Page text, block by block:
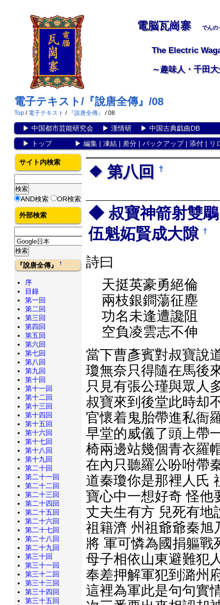
電脳瓦崗寨 でんの
The Electric
～趣味人・千田
電子テキスト/『說唐全傳』/08
Top / 電子テキスト / 『說唐全傳』 / 08
▶ 中国都市芸能研究会▶ 漢情研▶ 中国古典戯曲DB
▶
トップ▶ 編集| 凍結| 差分| バックアップ| 添付| リ
第八回 †
叔寶神箭射雙鵰
伍魁妬賢成大隙 †
詩曰
天挺英豪勇絕倫
兩枝銀鐧蕩征塵
功名未逢遭讒阻
空負凌雲志不伸
當下曹彥賓對叔寶說
瓊無奈只得隨在馬後
只見有張公瑾與眾人
叔寶來到後堂此時却
官懷着鬼胎帶進私衙
早堂的威儀了頭上帶
椅兩邊站幾個青衣羅
在內只聽羅公吩咐帶
道秦瓊你是那裡人氏
寶心中一想好奇 怪他
丈夫生有方 兒死有地
祖籍濟 州祖爺爺秦旭
將 軍可憐為國捐軀戰
母子相依山東避難犯
奉差押解軍犯到潞州
這裡為軍此是句句實
サイト内検索
AND検索 OR検索
外部検索
『說唐全傳』†
序
目錄
第一回
第二回
第三回
第四回
第五回
第六回
第七回
第八回
第九回
第十回
第十一回
第十二回
第十三回
第十四回
第十五回
第十六回
第十七回
第十八回
第十九回
第二十回
第二十一回
第二十二回
第二十三回
第二十四回
第二十五回
第二十六回
第二十七回
第二十八回
第二十九回
第三十回
第三十一回
第三十二回
第三十三回
第三十四回
第三十五回